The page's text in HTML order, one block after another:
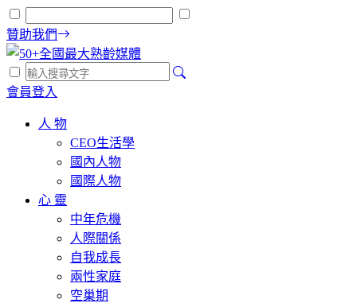
贊助我們
會員登入
人 物
CEO生活學
國內人物
國際人物
心 靈
中年危機
人際關係
自我成長
兩性家庭
空巢期